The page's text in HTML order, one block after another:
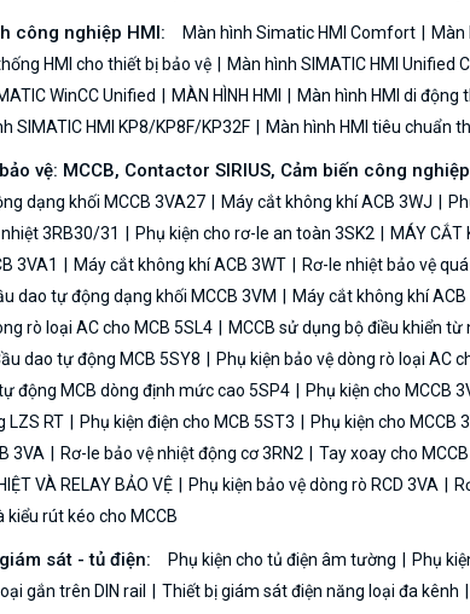
công nghiệp HMI: Màn hình Simatic HMI Comfort Màn
HMI cho thiết bị bảo vệ
Màn hình SIMATIC HMI Unified
WinCC Unified MÀN HÌNH HMI Màn hình HMI di động
SIMATIC HMI KP8/KP8F/KP32F
Màn hình HMI tiêu chuẩn
vệ: MCCB, Contactor SIRIUS, Cảm biến công
dạng khối MCCB 3VA27
Máy cắt không khí ACB 3WJ
3RB30/31
Phụ kiện cho rơ-le an toàn 3SK2 MÁY CẮT
3VA1
Máy cắt không khí ACB 3WT Rơ-le nhiệt bảo vệ
dao tự động dạng khối MCCB 3VM Máy cắt không khí
rò loại AC cho MCB 5SL4
MCCB sử dụng bộ điều khiển từ
dao tự động MCB 5SY8 Phụ kiện bảo vệ dòng rò loại AC
động MCB dòng định mức cao 5SP4
Phụ kiện cho MCCB
LZS RT
Phụ kiện điện cho MCB 5ST3 Phụ kiện cho MCCB
3VA
Rơ-le bảo vệ nhiệt động cơ 3RN2 Tay xoay cho
VÀ RELAY BẢO VỆ
Phụ kiện bảo vệ dòng rò RCD 3VA
kiểu rút kéo cho MCCB
sát - tủ điện: Phụ kiện cho tủ điện âm tường Phụ
gắn trên DIN rail
Thiết bị giám sát điện năng loại đa kênh